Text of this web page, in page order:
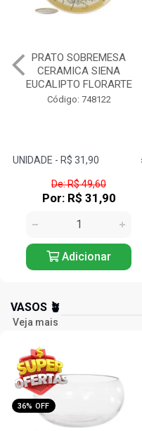
PRATO RASO CERAMICA
SIENA SALGUEIRA
FLORARTE
Código: 748127
De: R$ 64,35
Por: R$ 41,90
Adicionar
VASOS 🪴
Veja mais
35% OFF